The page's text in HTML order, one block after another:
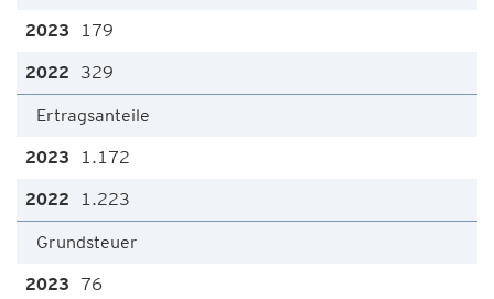
179
329
Ertragsanteile
1.172
1.223
Grundsteuer
76